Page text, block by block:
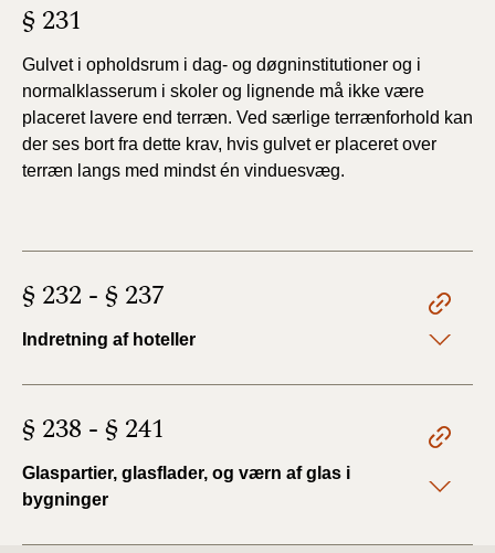
§ 231
Gulvet i opholdsrum i dag- og døgninstitutioner og i
normalklasserum i skoler og lignende må ikke være
placeret lavere end terræn. Ved særlige terrænforhold kan
der ses bort fra dette krav, hvis gulvet er placeret over
terræn langs med mindst én vinduesvæg.
§ 232 - § 237
Indretning af hoteller
§ 238 - § 241
Glaspartier, glasflader, og værn af glas i
bygninger